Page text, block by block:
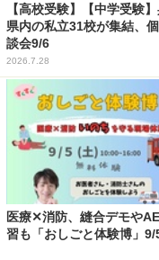
【高校受験】【中学受験
県内の私立31校が集結、
談会9/6
2026.7.28
医療✕消防、縫合デモや
習も「おしごと体験博」9/